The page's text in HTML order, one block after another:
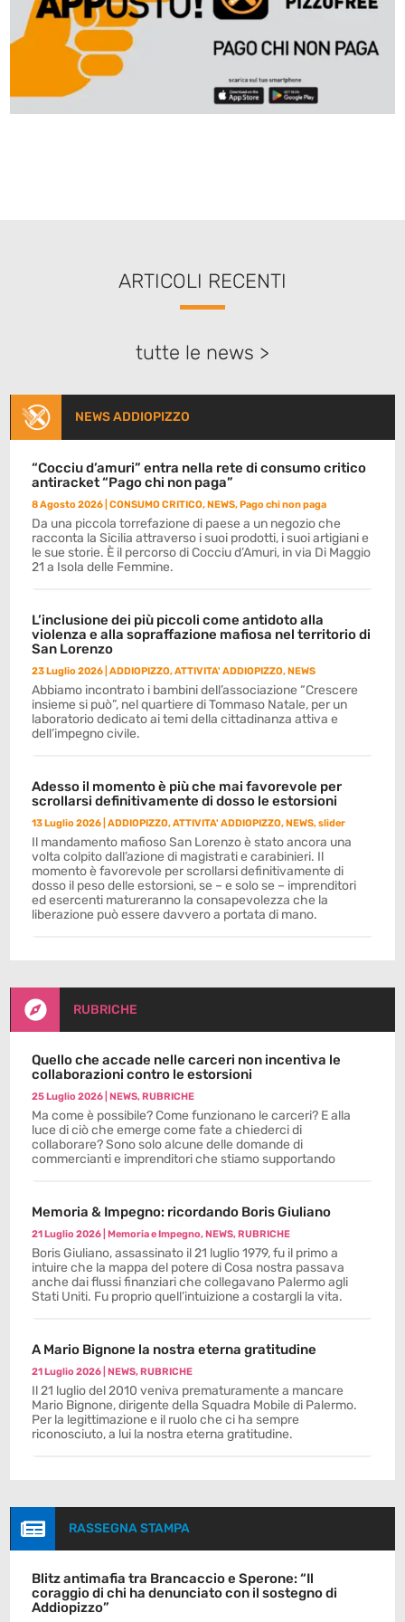
ARTICOLI RECENTI
tutte le news >
NEWS ADDIOPIZZO
“Cocciu d’amuri” entra nella rete di consumo critico
antiracket “Pago chi non paga”
8 Agosto 2026 |CONSUMO CRITICO,NEWS,Pago chi non paga
Da una piccola torrefazione di paese a un negozio che
racconta la Sicilia attraverso i suoi prodotti, i suoi artigiani e
le sue storie. È il percorso di Cocciu d’Amuri, in via Di Maggio
21 a Isola delle Femmine.
L’inclusione dei più piccoli come antidoto alla
violenza e alla sopraffazione mafiosa nel territorio di
San Lorenzo
23 Luglio 2026 |ADDIOPIZZO,ATTIVITA' ADDIOPIZZO,NEWS
Abbiamo incontrato i bambini dell’associazione “Crescere
insieme si può”, nel quartiere di Tommaso Natale, per un
laboratorio dedicato ai temi della cittadinanza attiva e
dell’impegno civile.
Adesso il momento è più che mai favorevole per
scrollarsi definitivamente di dosso le estorsioni
13 Luglio 2026 |ADDIOPIZZO,ATTIVITA' ADDIOPIZZO,NEWS,slider
Il mandamento mafioso San Lorenzo è stato ancora una
volta colpito dall’azione di magistrati e carabinieri. Il
momento è favorevole per scrollarsi definitivamente di
dosso il peso delle estorsioni, se – e solo se – imprenditori
ed esercenti matureranno la consapevolezza che la
liberazione può essere davvero a portata di mano.
 RUBRICHE
Quello che accade nelle carceri non incentiva le
collaborazioni contro le estorsioni
25 Luglio 2026 |NEWS,RUBRICHE
Ma come è possibile? Come funzionano le carceri? E alla
luce di ciò che emerge come fate a chiederci di
collaborare? Sono solo alcune delle domande di
commercianti e imprenditori che stiamo supportando
Memoria & Impegno: ricordando Boris Giuliano
21 Luglio 2026 |Memoria e Impegno,NEWS,RUBRICHE
Boris Giuliano, assassinato il 21 luglio 1979, fu il primo a
intuire che la mappa del potere di Cosa nostra passava
anche dai flussi finanziari che collegavano Palermo agli
Stati Uniti. Fu proprio quell’intuizione a costargli la vita.
A Mario Bignone la nostra eterna gratitudine
21 Luglio 2026 |NEWS,RUBRICHE
Il 21 luglio del 2010 veniva prematuramente a mancare
Mario Bignone, dirigente della Squadra Mobile di Palermo.
Per la legittimazione e il ruolo che ci ha sempre
riconosciuto, a lui la nostra eterna gratitudine.
 RASSEGNA STAMPA
Blitz antimafia tra Brancaccio e Sperone: “Il
coraggio di chi ha denunciato con il sostegno di
Addiopizzo”